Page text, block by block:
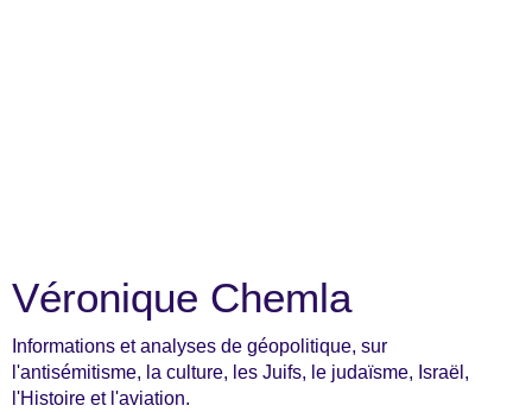
Véronique Chemla
Informations et analyses de géopolitique, sur
l'antisémitisme, la culture, les Juifs, le judaïsme, Israël,
l'Histoire et l'aviation.